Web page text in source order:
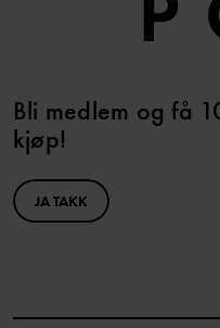
Bli medlem og få
kjøp!
JA TAKK